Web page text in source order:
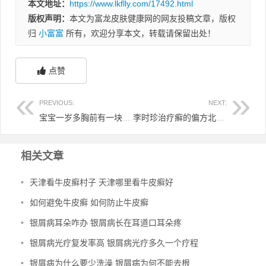
本文地址： https://www.lkflly.com/17492.html
版权声明： 本文为富龙皮肤健康网的网友投稿文章，版权
归 小富富 所有，欢迎分享本文，转载请保留出处！
点赞
PREVIOUS: NEXT:
李时珍治疗癣的偏方北京京科咨询 李时珍治皮肤病偏方
相关文章
• 天津看牛皮癣村子 天津哪里看牛皮癣好
• 如何避免牛皮癣 如何防止牛皮癣
• 银屑病耳朵咋办 银屑病长在耳道口耳朵疼
• 银屑病光疗复发率高 银屑病光疗多久一个疗程
• 银屑病为什么要少洗澡 银屑病为何不能去根